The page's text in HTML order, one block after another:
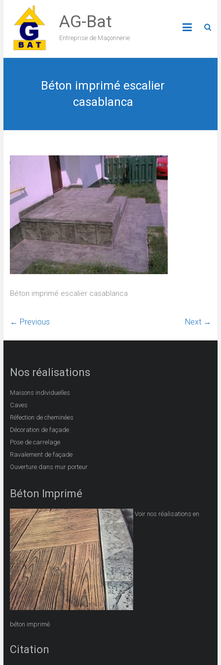
AG-Bat
Entreprise de Maçonnerie
Béton imprimé escalier
casablanca
Béton imprimé escalier casablanca
← Previous Next →
Nos réalisations
Maisons individuelles
Caves
Réfection de cheminées
Décoration de façade
Pose de carrelage
Ravalement de façade
Ouverture dans mur porteur
Béton Imprimé
Voir nos réalisations en
béton imprimé
Citation